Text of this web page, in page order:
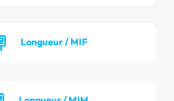
Longueur / MIF